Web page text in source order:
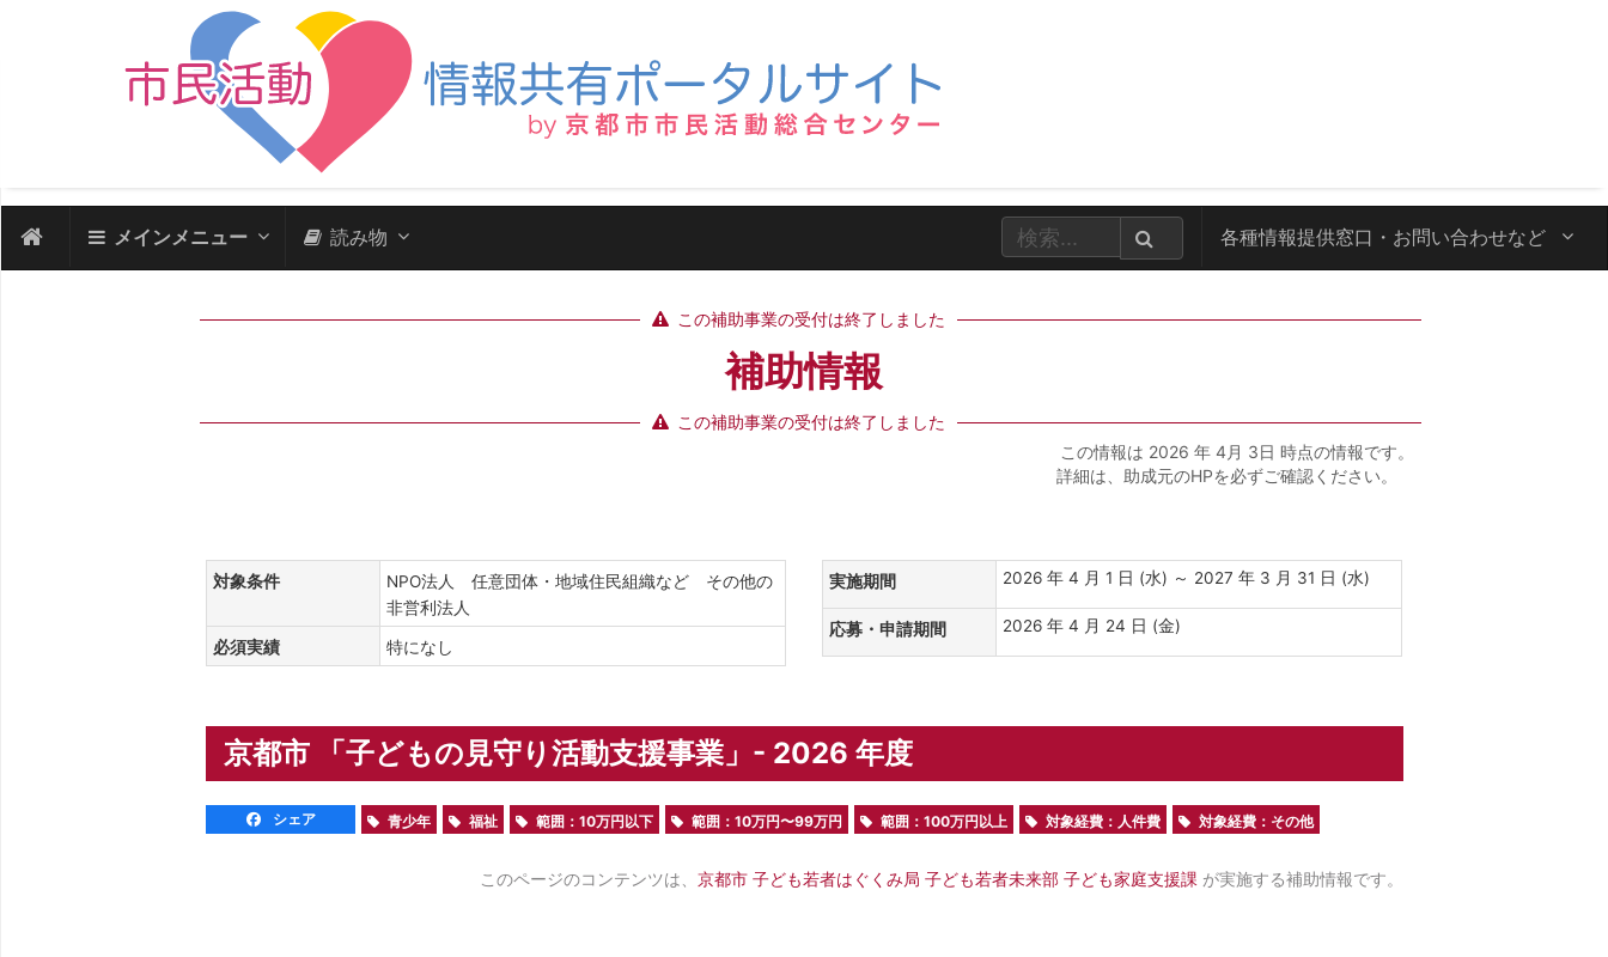
メインメニュー 読み物 各種情報提供窓口・ お問い合わせなど
この補助事業の受付は終了しました
補助情報
この補助事業の受付は終了しました
この情報は 2026 年 4月 3日 時点の情報です。
詳細は、助成元のHPを必ずご確認ください。
対象条件
NPO法人 任意団体・地域住民組織など その他の
非営利法人
必須実績 特になし
実施期間 2026 年 4 月 1 日 (水) ～ 2027 年 3 月 31 日 (水)
応募・申請期間 2026 年 4 月 24 日 (金)
京都市 「子どもの見守り活動支援事業」- 2026 年度
シェア 青少年 福祉 範囲：10万円以下 範囲：10万円〜99万円 範囲：100万円以上 対象経費：人件費 対象経費：その他
このページのコンテンツは、 京都市 子ども若者はぐくみ局 子ども若者未来部 子ども家庭支援課 が実施する補助情報です。